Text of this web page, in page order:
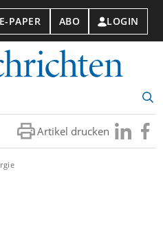
E-PAPER ABO LOGIN
Artikel drucken Besuchen
Sie
Sie